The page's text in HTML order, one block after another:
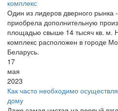
комплекс
Один из лидеров дверного рынка
приобрела дополнительную
площадью свыше 14 тысяч кв. м.
комплекс расположен в городе
Беларусь.
17
мая
2023
Как часто необходимо
дому